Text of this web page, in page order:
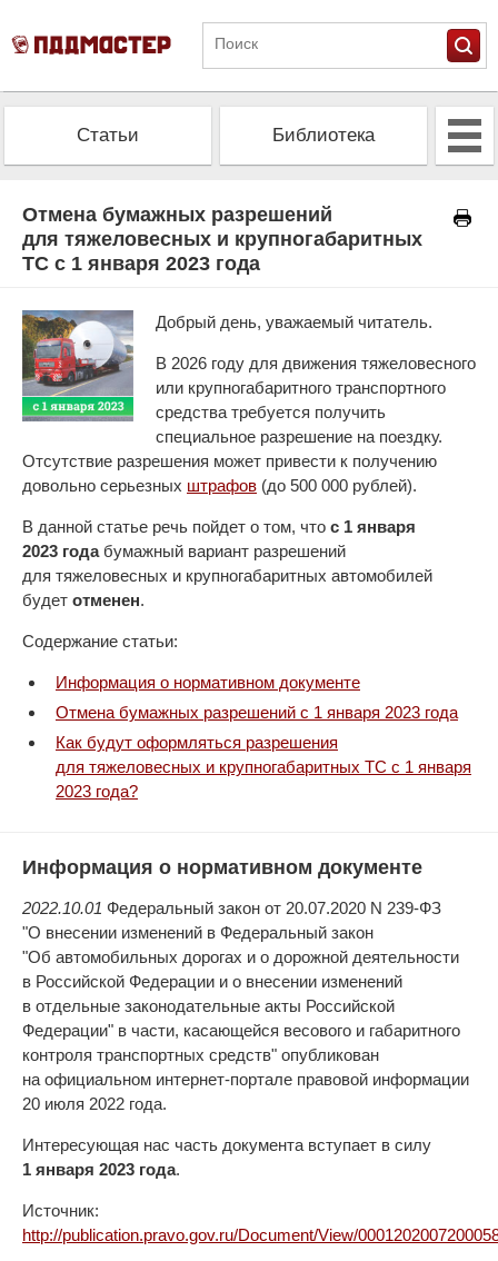
Статьи Библиотека
Альманах Экзамен
Проверить штрафы Калькулятор ОСАГО
Отмена бумажных разрешений
для тяжеловесных и крупногабаритных
ТС с 1 января 2023 года
Добрый день, уважаемый читатель.
В 2026 году для движения тяжеловесного
или крупногабаритного транспортного
средства требуется получить
специальное разрешение на поездку.
Отсутствие разрешения может привести к получению
довольно серьезных штрафов (до 500 000 рублей).
В данной статье речь пойдет о том, что с 1 января
2023 годабумажный вариант разрешений
для тяжеловесных и крупногабаритных автомобилей
будет отменен.
Содержание статьи:
Информация о нормативном документе
Отмена бумажных разрешений с 1 января 2023 года
Как будут оформляться разрешения
для тяжеловесных и крупногабаритных ТС с 1 января
2023 года?
Информация о нормативном документе
2022.10.01 Федеральный закон от 20.07.2020 N 239-ФЗ
"О внесении изменений в Федеральный закон
"Об автомобильных дорогах и о дорожной деятельности
в Российской Федерации и о внесении изменений
в отдельные законодательные акты Российской
Федерации" в части, касающейся весового и габаритного
контроля транспортных средств" опубликован
на официальном интернет-портале правовой информации
20 июля 2022 года.
Интересующая нас часть документа вступает в силу
1 января 2023 года.
Источник:
http://publication.pravo.gov.ru/Document/View/